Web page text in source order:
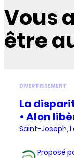
Vous
être
DIVERTISSEMENT
La
• Alon
Saint-Joseph,
Proposé